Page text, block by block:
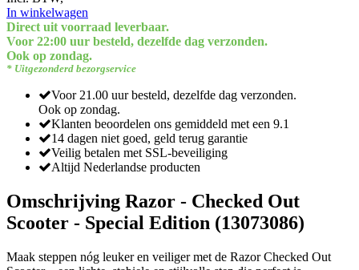
In winkelwagen
Direct uit voorraad leverbaar.
Voor 22:00 uur besteld, dezelfde dag verzonden.
Ook op zondag.
* Uitgezonderd bezorgservice
Voor 21.00 uur besteld, dezelfde dag verzonden.
Ook op zondag.
Klanten beoordelen ons gemiddeld met een 9.1
14 dagen niet goed, geld terug garantie
Veilig betalen met SSL-beveiliging
Altijd Nederlandse producten
Omschrijving Razor - Checked Out
Scooter - Special Edition (13073086)
Maak steppen nóg leuker en veiliger met de Razor Checked Out